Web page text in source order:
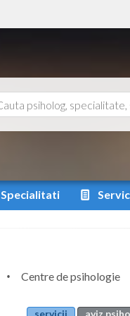
Specialitati
Centre de psihologie
servicii
aviz